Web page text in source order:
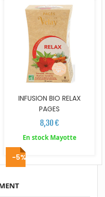
INFUSION BIO RELAX
PAGES
8,30 €
En stock Mayotte
-5%